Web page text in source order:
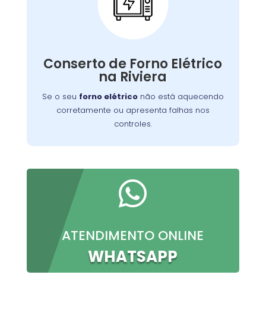
Conserto de Forno Elétrico
na Riviera
Se o seu forno elétriconão está aquecendo
corretamente ou apresenta falhas nos
controles.
Conserto de Forno
Elétrico:
o problema, permitindo que você continue a
preparar suas refeições favoritas sem

ATENDIMENTO ONLINE
WHATSAPP